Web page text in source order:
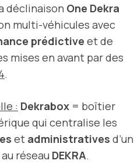
déclinaison One Dekra
multi-véhicules avec
prédictive et de
mises en avant par des
.
: Dekrabox = boîtier
qui centralise les
et administratives d’un
réseau DEKRA.